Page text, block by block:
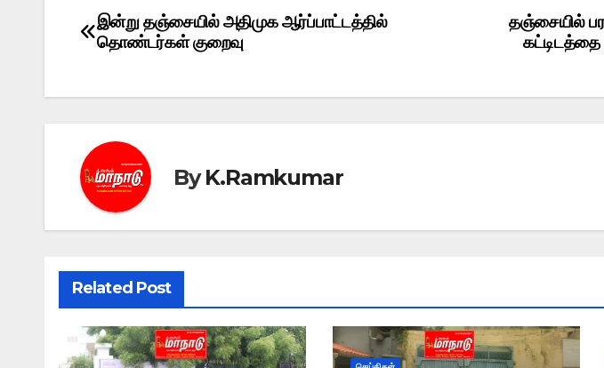
Post
தஞ்சையில்
கட்டிடத்தை
இன்று தஞ்சையில் அதிமுக ஆர்ப்பாட்டத்தில்
தொண்டர்கள் குறைவு
ByK.Ramkumar
Related Post